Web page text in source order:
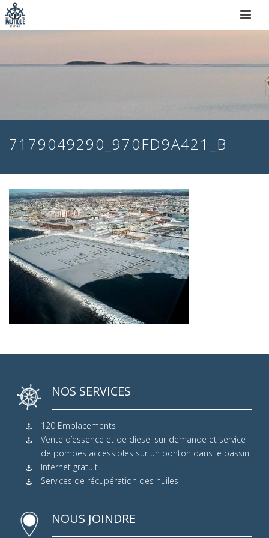
7179049290_970FD9A421_B
NOS SERVICES
120 Emplacements
Vente d’essence et de diesel sur demande et service
de pompes accessibles sur un ponton dans le bassin
Internet gratuit
Services de récupération des huiles
NOUS JOINDRE